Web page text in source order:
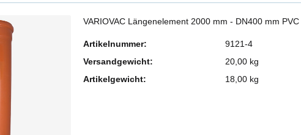
VARIOVAC Längenelement 2000 mm - DN400 mm PVC
Artikelnummer:
9121-4
Versandgewicht:
20,00 kg
Artikelgewicht:
18,00 kg